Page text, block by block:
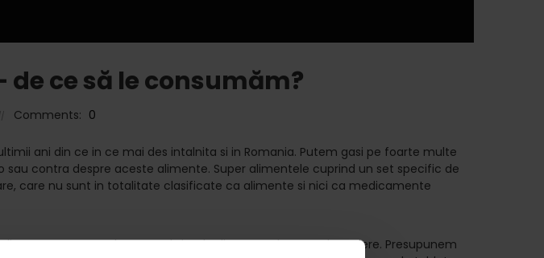
ce să le consumăm?
Comments: 0
ani din ce in ce mai des intalnita si in Romania. Putem gasi pe foarte multe
sau contra despre aceste alimente. Super alimentele cuprind un set specific de
care nu sunt in totalitate clasificate ca alimente si nici ca medicamente
Raspunsul este unul simplu din punctul nostru de vedere. Presupunem